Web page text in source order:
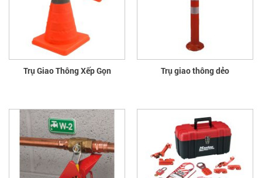
Trụ Giao Thông Xếp Gọn Trụ giao thông dẻo